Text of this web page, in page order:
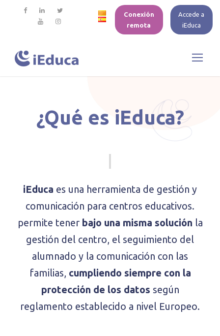
Conexión
remota
Accede a
iEduca
¿Qué es iEduca?
iEduca es una herramienta de gestión y
comunicación para centros educativos.
permite tener bajo una misma solución la
gestión del centro, el seguimiento del
alumnado y la comunicación con las
familias, cumpliendo siempre con la
protección de los datos según
reglamento establecido a nivel Europeo.